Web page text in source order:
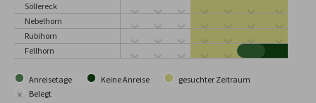
Söllereck
Nebelhorn
Rubihorn
Fellhorn
Anreisetage Keine Anreise gesuchter Zeitraum
× Belegt